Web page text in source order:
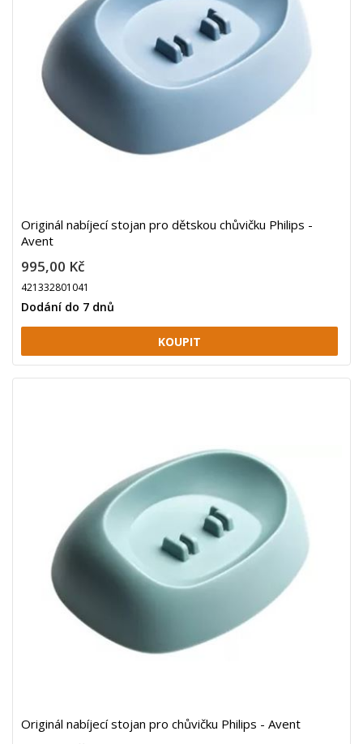
Originál nabíjecí stojan pro dětskou chůvičku Philips -
Avent
995,00 Kč
421332801041
Dodání do 7 dnů
Originál nabíjecí stojan pro chůvičku Philips - Avent